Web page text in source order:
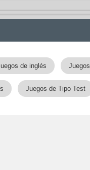
de inglés
Juegos de Tipo Test